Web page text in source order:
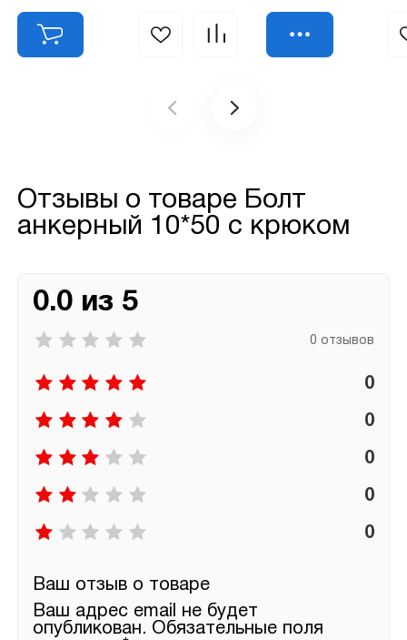
Отзывы о товаре Болт
анкерный 10*50 с крюком
0.0 из 5
0 отзывов
0
0
0
0
0
Ваш отзыв о товаре
Ваш адрес email не будет
опубликован. Обязательные поля